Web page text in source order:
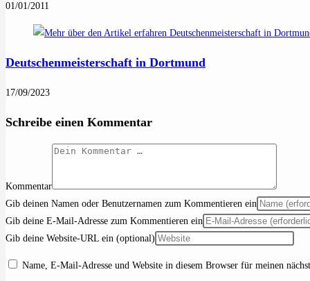
01/01/2011
Deutschenmeisterschaft in Dortmund
17/09/2023
Schreibe einen Kommentar
Kommentar
Gib deinen Namen oder Benutzernamen zum Kommentieren ein
Gib deine E-Mail-Adresse zum Kommentieren ein
Gib deine Website-URL ein (optional)
Name, E-Mail-Adresse und Website in diesem Browser für meinen